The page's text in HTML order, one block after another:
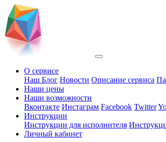
О сервисе
Наш Блог Новости Описание сервиса
Наши цены
Наши возможности
Вконтакте Инстаграм Facebook Twitter
Инструкции
Инструкции для исполнителя
Личный кабинет